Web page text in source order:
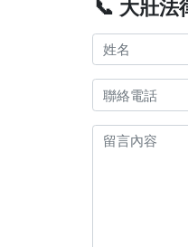
📞 大壯法